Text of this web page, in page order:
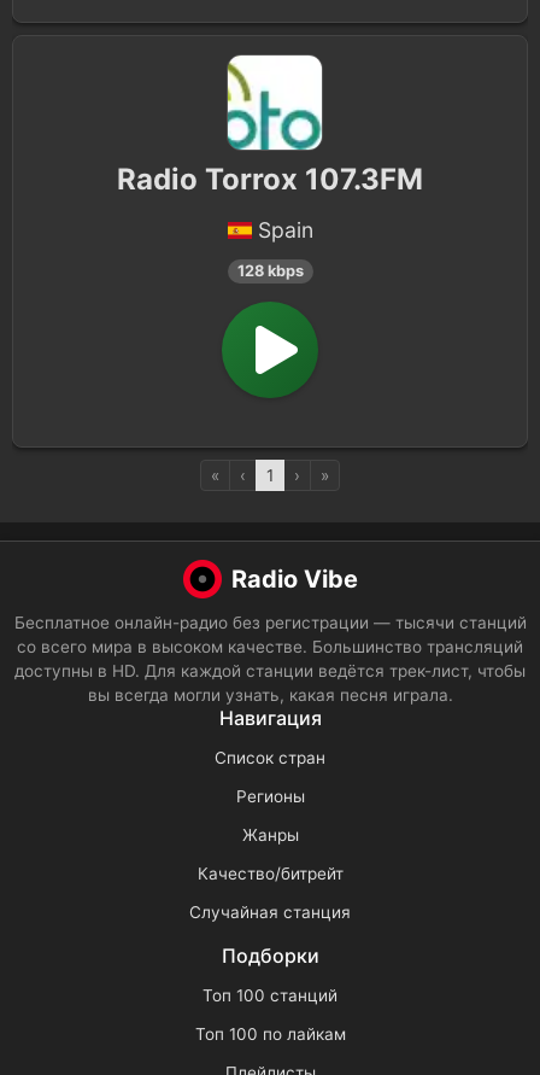
Radio Torrox 107.3FM
Spain
128 kbps
« ‹ 1 › »
Radio Vibe
Бесплатное онлайн-радио без регистрации — тысячи станций
со всего мира в высоком качестве. Большинство трансляций
доступны в HD. Для каждой станции ведётся трек-лист, чтобы
вы всегда могли узнать, какая песня играла.
Навигация
Список стран
Регионы
Жанры
Качество/битрейт
Случайная станция
Подборки
Топ 100 станций
Топ 100 по лайкам